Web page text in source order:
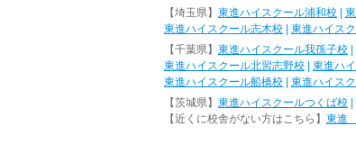
【埼玉県】 東進ハイスクール浦和校
東進ハイスクール志木校
東進ハイス
【千葉県】 東進ハイスクール我孫子校
東進ハイスクール北習志野校
東進ハ
東進ハイスクール船橋校
東進ハイス
【茨城県】 東進ハイスクールつくば校
【近くに校舎がない方はこちら】 東進